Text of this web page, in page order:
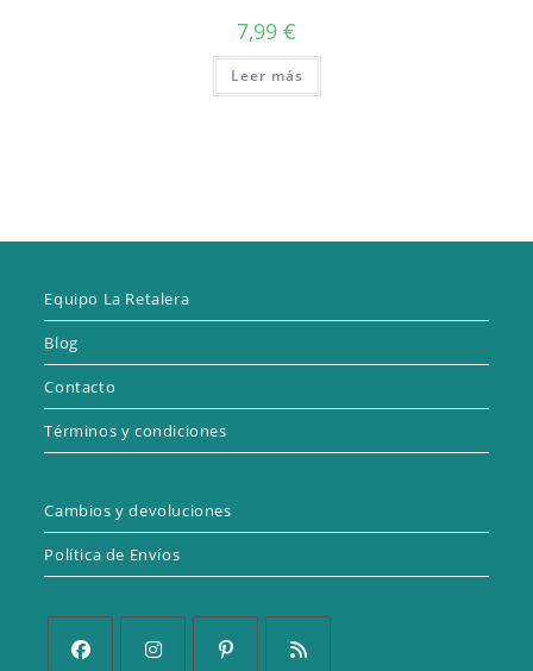
7,99 €
Leer más
Equipo La Retalera
Blog
Contacto
Términos y condiciones
Cambios y devoluciones
Política de Envíos